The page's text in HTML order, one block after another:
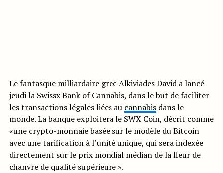
Le fantasque milliardaire grec Alkiviades David a lancé
jeudi la Swissx Bank of Cannabis, dans le but de faciliter
les transactions légales liées au cannabisdans le
monde. La banque exploitera le SWX Coin, décrit comme
«une crypto-monnaie basée sur le modèle du Bitcoin
avec une tarification à l’unité unique, qui sera indexée
directement sur le prix mondial médian de la fleur de
chanvre de qualité supérieure ».